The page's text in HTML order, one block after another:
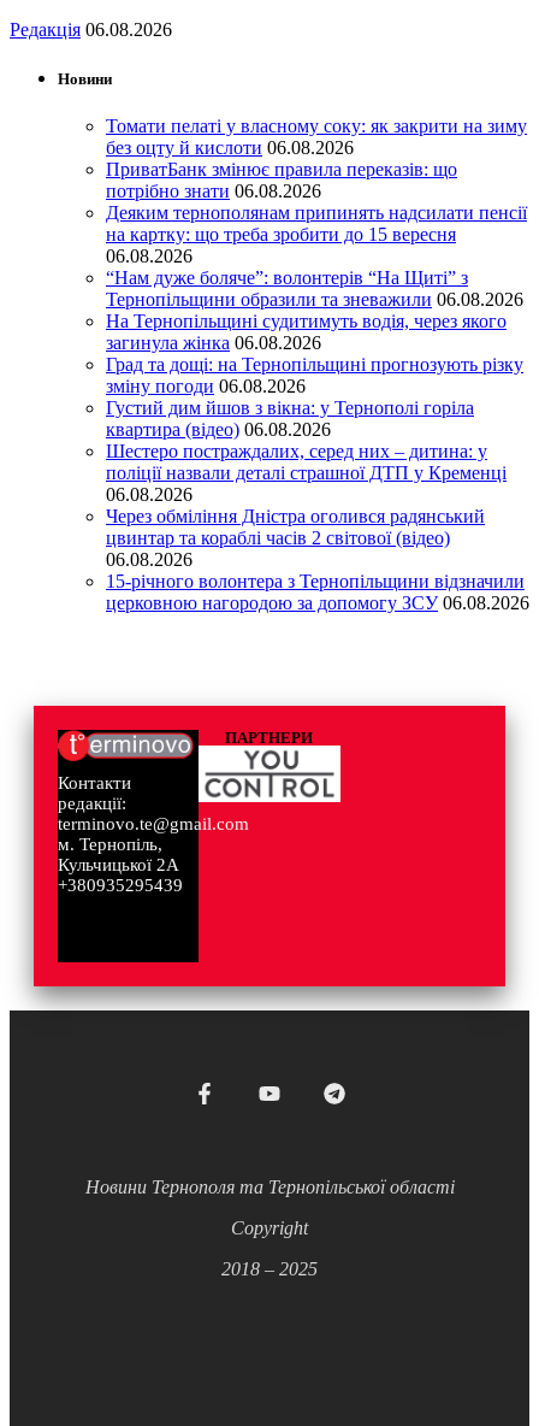
Редакція 06.08.2026
Новини
Томати пелаті у власному соку: як закрити на зиму
без оцту й кислоти 06.08.2026
ПриватБанк змінює правила переказів: що
потрібно знати 06.08.2026
Деяким тернополянам припинять надсилати пенсії
на картку: що треба зробити до 15 вересня
06.08.2026
“Нам дуже боляче”: волонтерів “На Щиті” з
Тернопільщини образили та зневажили 06.08.2026
На Тернопільщині судитимуть водія, через якого
загинула жінка 06.08.2026
Град та дощі: на Тернопільщині прогнозують різку
зміну погоди 06.08.2026
Густий дим йшов з вікна: у Тернополі горіла
квартира (відео) 06.08.2026
Шестеро постраждалих, серед них – дитина: у
поліції назвали деталі страшної ДТП у Кременці
06.08.2026
Через обміління Дністра оголився радянський
цвинтар та кораблі часів 2 світової (відео)
06.08.2026
15-річного волонтера з Тернопільщини відзначили
церковною нагородою за допомогу ЗСУ 06.08.2026
Контакти
редакції:
terminovo.te@gmail.com
м. Тернопіль,
Кульчицької 2А
+380935295439
ПАРТНЕРИ
Новини Тернополя та Тернопільської області
Copyright
2018 – 2025